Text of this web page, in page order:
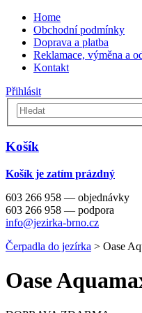
Home
Obchodní podmínky
Doprava a platba
Reklamace, výměna a
Kontakt
Přihlásit
Košík
Košík je zatím prázdný
603 266 958 — objednávky
603 266 958 — podpora
info@jezirka-brno.cz
Čerpadla do jezírka > Oase
Oase